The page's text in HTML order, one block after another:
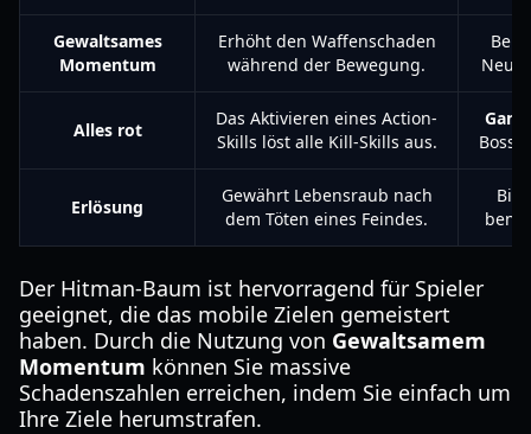
Gewaltsames
Momentum
Erhöht den Waffenschaden
während der Bewegung.
Alles rot
Das Aktivieren eines Action-
Skills löst alle Kill-Skills aus.
Boss-
Erlösung
Gewährt Lebensraub nach
dem Töten eines Feindes.
Der Hitman-Baum ist hervorragend für Spieler
geeignet, die das mobile Zielen gemeistert
haben. Durch die Nutzung von Gewaltsamem
Momentum können Sie massive
Schadenszahlen erreichen, indem Sie einfach um
Ihre Ziele herumstrafen.